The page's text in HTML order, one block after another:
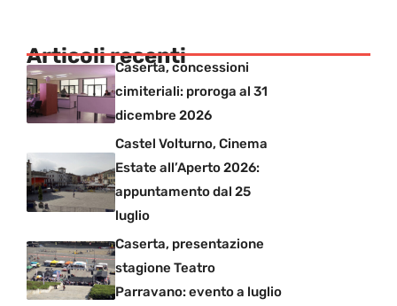
Articoli recenti
Caserta, concessioni
cimiteriali: proroga al 31
dicembre 2026
Castel Volturno, Cinema
Estate all’Aperto 2026:
appuntamento dal 25
luglio
Caserta, presentazione
stagione Teatro
Parravano: evento a luglio